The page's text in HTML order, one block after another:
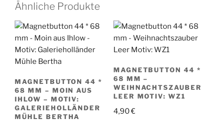
Ähnliche Produkte
MAGNETBUTTON 44 *
68 MM – MOIN AUS
IHLOW – MOTIV:
GALERIEHOLLÄNDER
MÜHLE BERTHA
MAGNETBUTTON 44 *
68 MM –
WEIHNACHTSZAUBER
LEER MOTIV: WZ1
4,90€